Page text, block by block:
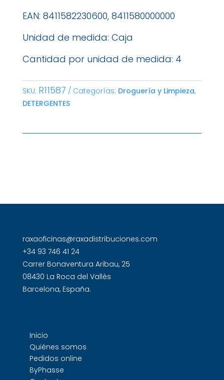
EAN: 8411582230600, 8411580000000
Unidad de medida: Caja
Cantidad por unidad de medida: 4
SKU: R11587 Categorías: Droguería y Limpieza,
DETERGENTES
raxaoficinas@raxadistribuciones.com
+34 93 746 41 24
Carrer Bonaventura Aribau, 25
08430 La Roca del Vallès
Barcelona, España.
Inicio
Quiénes somos
Pedidos online
ByPhasse